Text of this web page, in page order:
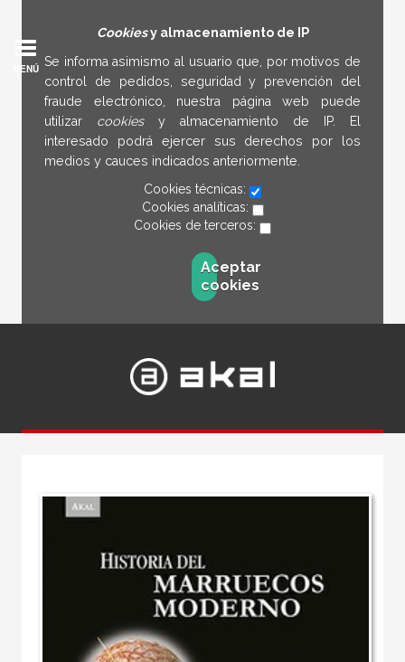
Cookiesy almacenamiento de IP
Se informa asimismo al usuario que, por motivos de
control de pedidos, seguridad y prevención del
fraude electrónico, nuestra página web puede
utilizar cookies y almacenamiento de IP. El
interesado podrá ejercer sus derechos por los
medios y cauces indicados anteriormente.
Cookies técnicas:
Cookies analíticas:
Cookies de terceros:
Aceptar
cookies
MENÚ